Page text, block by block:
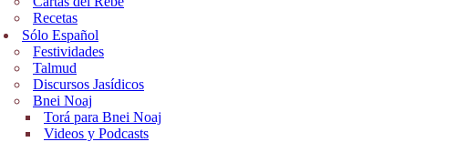
Recetas
Sólo Español
Festividades
Talmud
Discursos Jasídicos
Bnei Noaj
Torá para Bnei Noaj
Videos y Podcasts